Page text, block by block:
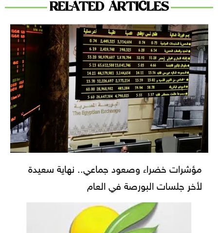
RELATED ARTICLES
مؤشرات خضراء وصعود جماعي.. نهاية سعيدة
لأخر جلسات البورصة في العام